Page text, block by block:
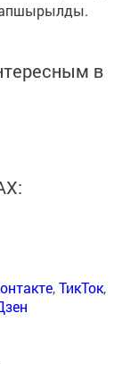
в
,ТикТок,